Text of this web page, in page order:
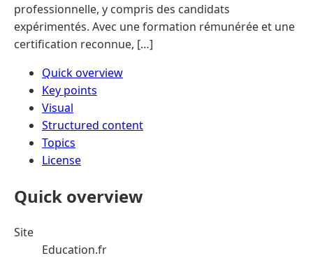
professionnelle, y compris des candidats
expérimentés. Avec une formation rémunérée et une
certification reconnue, […]
Quick overview
Key points
Visual
Structured content
Topics
License
Quick overview
Site
Education.fr